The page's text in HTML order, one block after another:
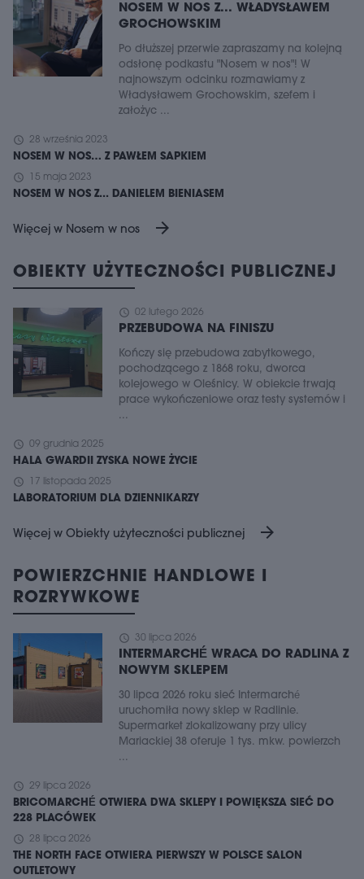
NOSEM W NOS Z... WŁADYSŁAWEM
GROCHOWSKIM
Po dłuższej przerwie zapraszamy na kolejną
odsłonę podkastu "Nosem w nos"! W
najnowszym odcinku rozmawiamy z
Władysławem Grochowskim, szefem i
założyc ...
schedule 28 września 2023
NOSEM W NOS… Z PAWŁEM SAPKIEM
schedule 15 maja 2023
NOSEM W NOS Z... DANIELEM BIENIASEM
Więcej w Nosem w nos arrow_forward
OBIEKTY UŻYTECZNOŚCI PUBLICZNEJ
schedule 02 lutego 2026
PRZEBUDOWA NA FINISZU
Kończy się przebudowa zabytkowego,
pochodzącego z 1868 roku, dworca
kolejowego w Oleśnicy. W obiekcie trwają
prace wykończeniowe oraz testy systemów i
...
schedule 09 grudnia 2025
HALA GWARDII ZYSKA NOWE ŻYCIE
schedule 17 listopada 2025
LABORATORIUM DLA DZIENNIKARZY
Więcej w Obiekty użyteczności publicznej arrow_forward
POWIERZCHNIE HANDLOWE I
ROZRYWKOWE
schedule 30 lipca 2026
INTERMARCHÉ WRACA DO RADLINA Z
NOWYM SKLEPEM
30 lipca 2026 roku sieć Intermarché
uruchomiła nowy sklep w Radlinie.
Supermarket zlokalizowany przy ulicy
Mariackiej 38 oferuje 1 tys. mkw. powierzch
...
schedule 29 lipca 2026
BRICOMARCHÉ OTWIERA DWA SKLEPY I POWIĘKSZA SIEĆ DO
228 PLACÓWEK
schedule 28 lipca 2026
THE NORTH FACE OTWIERA PIERWSZY W POLSCE SALON
OUTLETOWY